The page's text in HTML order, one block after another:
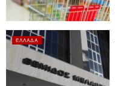
ΕΛΛΆΔΑ